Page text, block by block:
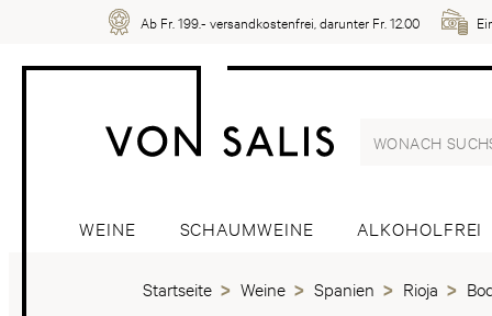
Ab Fr. 199.- versandkostenfrei, darunter Fr. 12.00
WEINE SCHAUMWEINE ALKOHOLFREI
Startseite Weine Spanien Rioja